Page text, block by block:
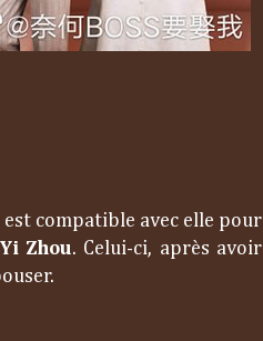
compatible avec elle pour
Zhou. Celui-ci, après avoir